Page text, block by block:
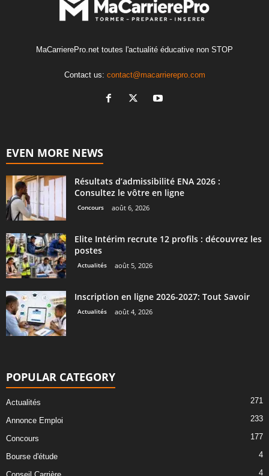
MaCarrierePro.net toutes l'actualité éducative non STOP
Contact us: contact@macarrierepro.com
EVEN MORE NEWS
Résultats d’admissibilité ENA 2026 :
Consultez le vôtre en ligne
Concours août 6, 2026
Elite Intérim recrute 12 profils : découvrez les
postes
Actualités août 5, 2026
Inscription en ligne 2026-2027: Tout Savoir
Actualités août 4, 2026
POPULAR CATEGORY
Actualités 271
Annonce Emploi 233
Concours 177
Bourse d'étude 4
4